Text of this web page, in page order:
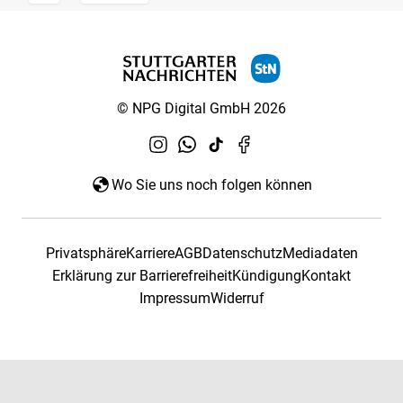
© NPG Digital GmbH 2026
Wo Sie uns noch folgen können
PrivatsphäreKarriereAGBDatenschutzMediadaten
Erklärung zur BarrierefreiheitKündigungKontakt
ImpressumWiderruf